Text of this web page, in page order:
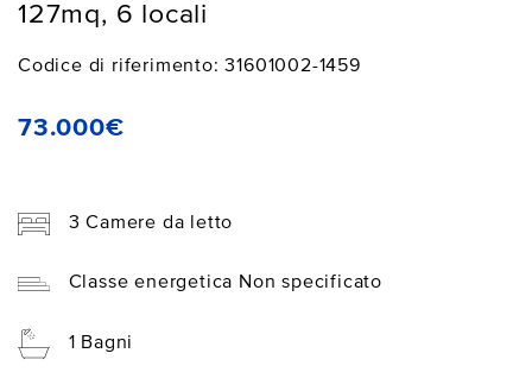
127mq, 6 locali
Codice di riferimento: 31601002-1459
73.000€
3 Camere da letto
Classe energetica Non specificato
1 Bagni